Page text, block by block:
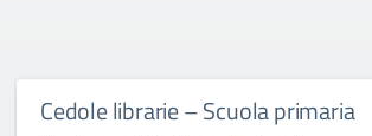
Cedole librarie – Scuola primaria